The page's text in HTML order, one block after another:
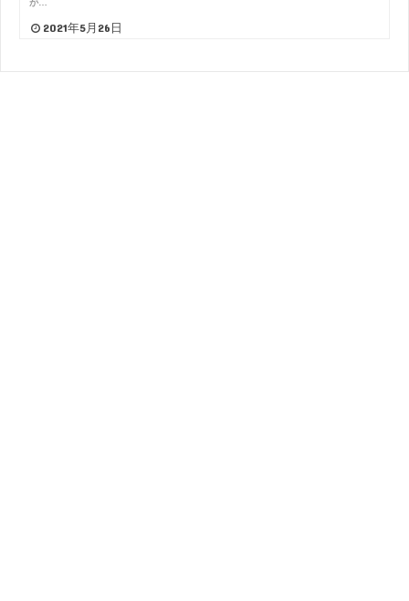
が…
2021年5月26日